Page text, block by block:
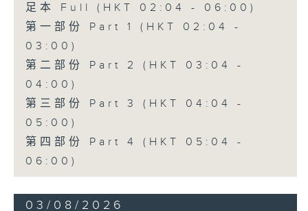
足本 Full (HKT 02:04 - 06:00)
第一部份 Part 1 (HKT 02:04 -
03:00)
第二部份 Part 2 (HKT 03:04 -
04:00)
第三部份 Part 3 (HKT 04:04 -
05:00)
第四部份 Part 4 (HKT 05:04 -
06:00)
03/08/2026